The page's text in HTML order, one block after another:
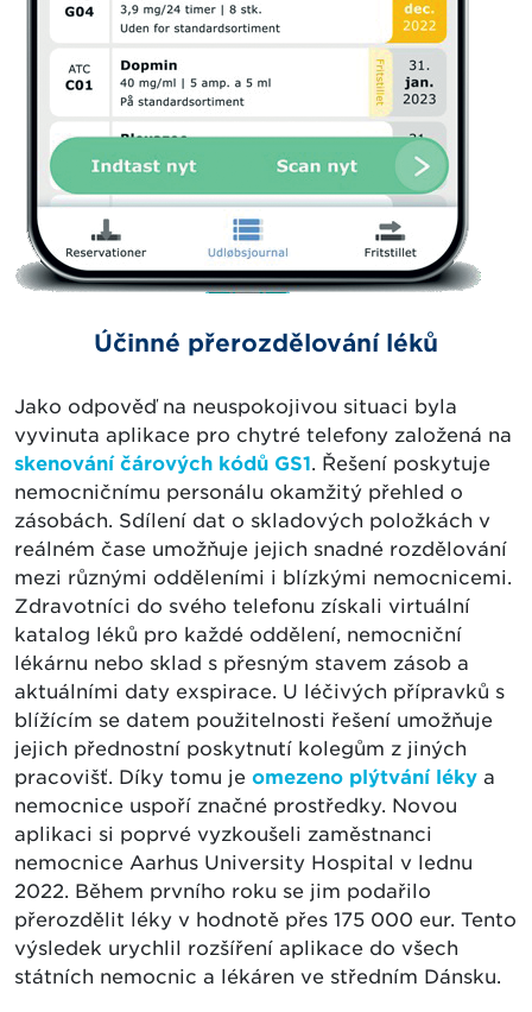
Účinné přerozdělování léků
Jako odpověď na neuspokojivou situaci byla
vyvinuta aplikace pro chytré telefony založená na
skenování čárových kódů GS1. Řešení poskytuje
nemocničnímu personálu okamžitý přehled o
zásobách. Sdílení dat o skladových položkách v
reálném čase umožňuje jejich snadné rozdělování
mezi různými odděleními i blízkými nemocnicemi.
Zdravotníci do svého telefonu získali virtuální
katalog léků pro každé oddělení, nemocniční
lékárnu nebo sklad s přesným stavem zásob a
aktuálními daty exspirace. U léčivých přípravků s
blížícím se datem použitelnosti řešení umožňuje
jejich přednostní poskytnutí kolegům z jiných
pracovišť. Díky tomu je omezeno plýtvání léky a
nemocnice uspoří značné prostředky. Novou
aplikaci si poprvé vyzkoušeli zaměstnanci
nemocnice Aarhus University Hospital v lednu
2022. Během prvního roku se jim podařilo
přerozdělit léky v hodnotě přes 175 000 eur. Tento
výsledek urychlil rozšíření aplikace do všech
státních nemocnic a lékáren ve středním Dánsku.